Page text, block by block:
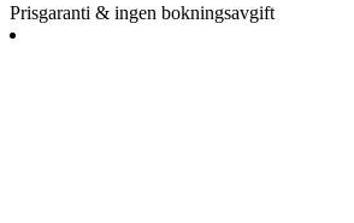
Prisgaranti & ingen bokningsavgift